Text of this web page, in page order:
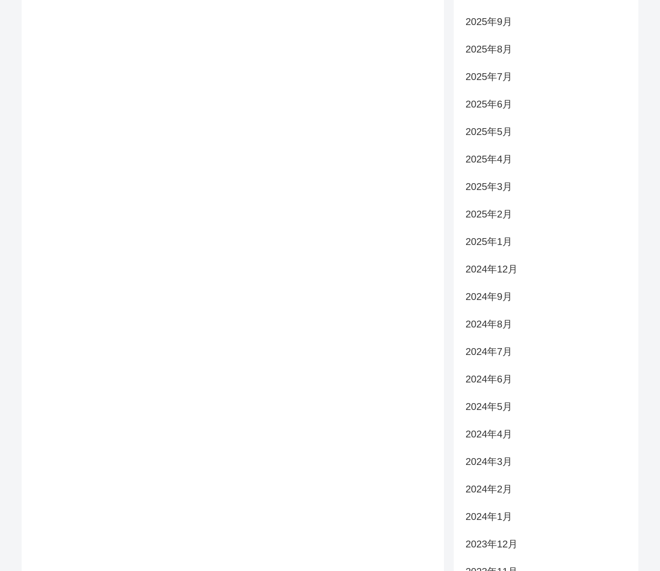
2025年9月
2025年8月
2025年7月
2025年6月
2025年5月
2025年4月
2025年3月
2025年2月
2025年1月
2024年12月
2024年9月
2024年8月
2024年7月
2024年6月
2024年5月
2024年4月
2024年3月
2024年2月
2024年1月
2023年12月